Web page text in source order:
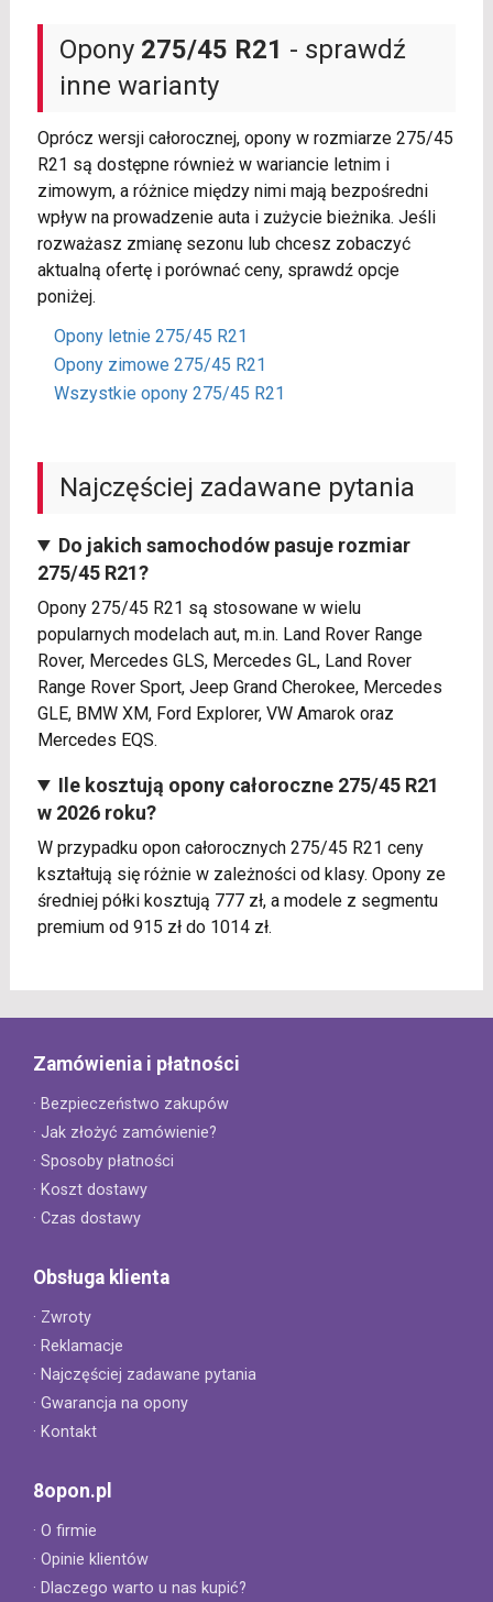
Opony 275/45 R21 - sprawdź
inne warianty
Oprócz wersji całorocznej, opony w rozmiarze 275/45
R21 są dostępne również w wariancie letnim i
zimowym, a różnice między nimi mają bezpośredni
wpływ na prowadzenie auta i zużycie bieżnika. Jeśli
rozważasz zmianę sezonu lub chcesz zobaczyć
aktualną ofertę i porównać ceny, sprawdź opcje
poniżej.
Opony letnie 275/45 R21
Opony zimowe 275/45 R21
Wszystkie opony 275/45 R21
Najczęściej zadawane pytania
Do jakich samochodów pasuje rozmiar
275/45 R21?
Opony 275/45 R21 są stosowane w wielu
popularnych modelach aut, m.in. Land Rover Range
Rover, Mercedes GLS, Mercedes GL, Land Rover
Range Rover Sport, Jeep Grand Cherokee, Mercedes
GLE, BMW XM, Ford Explorer, VW Amarok oraz
Mercedes EQS.
Ile kosztują opony całoroczne 275/45 R21
w 2026 roku?
W przypadku opon całorocznych 275/45 R21 ceny
kształtują się różnie w zależności od klasy. Opony ze
średniej półki kosztują 777 zł, a modele z segmentu
premium od 915 zł do 1014 zł.
Zamówienia i płatności
· Bezpieczeństwo zakupów
· Jak złożyć zamówienie?
· Sposoby płatności
· Koszt dostawy
· Czas dostawy
Obsługa klienta
· Zwroty
· Reklamacje
· Najczęściej zadawane pytania
· Gwarancja na opony
· Kontakt
8opon.pl
· O firmie
· Opinie klientów
· Dlaczego warto u nas kupić?